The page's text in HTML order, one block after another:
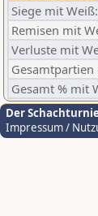
Siege mit Weiß:
Remisen mit
Verluste mit
Gesamt % mit
Der
Impressum /